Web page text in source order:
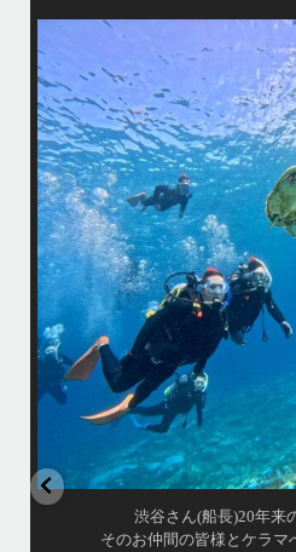
渋谷さん(船長)20年来
そのお仲間の皆様とケラマ
・
天気最高
ウミガメ日和で初ダイビングの
・
あっという間の一
また一緒に潜り
ありがとうござ
＊＊＊
アイランドメッセージは北谷町の浜川
園指定の慶良間諸島(#ケラマ)の日帰
ツアーを開催しているマ
女性インストラスター
10月
渋谷さん(船長)20年来
そのお仲間の皆様とケラマ